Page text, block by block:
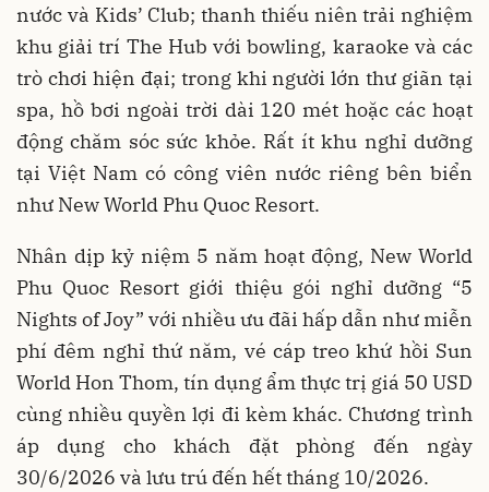
nước và Kids’ Club; thanh thiếu niên trải nghiệm
khu giải trí The Hub với bowling, karaoke và các
trò chơi hiện đại; trong khi người lớn thư giãn tại
spa, hồ bơi ngoài trời dài 120 mét hoặc các hoạt
động chăm sóc sức khỏe. Rất ít khu nghỉ dưỡng
tại Việt Nam có công viên nước riêng bên biển
như New World Phu Quoc Resort.
Nhân dịp kỷ niệm 5 năm hoạt động, New World
Phu Quoc Resort giới thiệu gói nghỉ dưỡng “5
Nights of Joy” với nhiều ưu đãi hấp dẫn như miễn
phí đêm nghỉ thứ năm, vé cáp treo khứ hồi Sun
World Hon Thom, tín dụng ẩm thực trị giá 50 USD
cùng nhiều quyền lợi đi kèm khác. Chương trình
áp dụng cho khách đặt phòng đến ngày
30/6/2026 và lưu trú đến hết tháng 10/2026.